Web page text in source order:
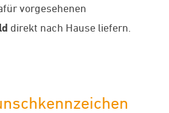
vorgesehenen
direkt nach Hause liefern.